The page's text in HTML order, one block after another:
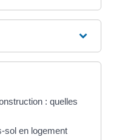
: quelles
sol en logement